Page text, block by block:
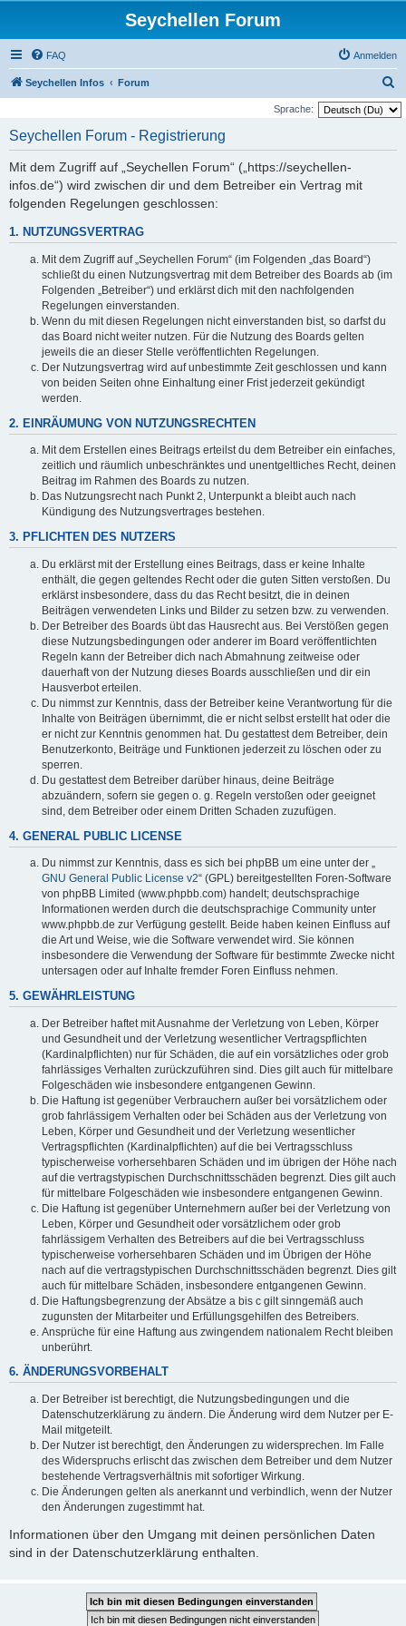
Seychellen Forum
FAQ Anmelden
Seychellen Infos Forum
u
Sprache:
Seychellen Forum - Registrierung
Mit dem Zugriff auf „Seychellen Forum“ („https://seychellen-
infos.de“) wird zwischen dir und dem Betreiber ein Vertrag mit
folgenden Regelungen geschlossen:
1. NUTZUNGSVERTRAG
Mit dem Zugriff auf „Seychellen Forum“ (im Folgenden „das Board“)
schließt du einen Nutzungsvertrag mit dem Betreiber des Boards ab (im
Folgenden „Betreiber“) und erklärst dich mit den nachfolgenden
Regelungen einverstanden.
Wenn du mit diesen Regelungen nicht einverstanden bist, so darfst du
das Board nicht weiter nutzen. Für die Nutzung des Boards gelten
jeweils die an dieser Stelle veröffentlichten Regelungen.
Der Nutzungsvertrag wird auf unbestimmte Zeit geschlossen und kann
von beiden Seiten ohne Einhaltung einer Frist jederzeit gekündigt
werden.
2. EINRÄUMUNG VON NUTZUNGSRECHTEN
Mit dem Erstellen eines Beitrags erteilst du dem Betreiber ein einfaches,
zeitlich und räumlich unbeschränktes und unentgeltliches Recht, deinen
Beitrag im Rahmen des Boards zu nutzen.
Das Nutzungsrecht nach Punkt 2, Unterpunkt a bleibt auch nach
Kündigung des Nutzungsvertrages bestehen.
3. PFLICHTEN DES NUTZERS
Du erklärst mit der Erstellung eines Beitrags, dass er keine Inhalte
enthält, die gegen geltendes Recht oder die guten Sitten verstoßen. Du
erklärst insbesondere, dass du das Recht besitzt, die in deinen
Beiträgen verwendeten Links und Bilder zu setzen bzw. zu verwenden.
Der Betreiber des Boards übt das Hausrecht aus. Bei Verstößen gegen
diese Nutzungsbedingungen oder anderer im Board veröffentlichten
Regeln kann der Betreiber dich nach Abmahnung zeitweise oder
dauerhaft von der Nutzung dieses Boards ausschließen und dir ein
Hausverbot erteilen.
Du nimmst zur Kenntnis, dass der Betreiber keine Verantwortung für die
Inhalte von Beiträgen übernimmt, die er nicht selbst erstellt hat oder die
er nicht zur Kenntnis genommen hat. Du gestattest dem Betreiber, dein
Benutzerkonto, Beiträge und Funktionen jederzeit zu löschen oder zu
sperren.
Du gestattest dem Betreiber darüber hinaus, deine Beiträge
abzuändern, sofern sie gegen o. g. Regeln verstoßen oder geeignet
sind, dem Betreiber oder einem Dritten Schaden zuzufügen.
4. GENERAL PUBLIC LICENSE
Du nimmst zur Kenntnis, dass es sich bei phpBB um eine unter der „
GNU General Public License v2“ (GPL) bereitgestellten Foren-Software
von phpBB Limited (www.phpbb.com) handelt; deutschsprachige
Informationen werden durch die deutschsprachige Community unter
www.phpbb.de zur Verfügung gestellt. Beide haben keinen Einfluss auf
die Art und Weise, wie die Software verwendet wird. Sie können
insbesondere die Verwendung der Software für bestimmte Zwecke nicht
untersagen oder auf Inhalte fremder Foren Einfluss nehmen.
5. GEWÄHRLEISTUNG
Der Betreiber haftet mit Ausnahme der Verletzung von Leben, Körper
und Gesundheit und der Verletzung wesentlicher Vertragspflichten
(Kardinalpflichten) nur für Schäden, die auf ein vorsätzliches oder grob
fahrlässiges Verhalten zurückzuführen sind. Dies gilt auch für mittelbare
Folgeschäden wie insbesondere entgangenen Gewinn.
Die Haftung ist gegenüber Verbrauchern außer bei vorsätzlichem oder
grob fahrlässigem Verhalten oder bei Schäden aus der Verletzung von
Leben, Körper und Gesundheit und der Verletzung wesentlicher
Vertragspflichten (Kardinalpflichten) auf die bei Vertragsschluss
typischerweise vorhersehbaren Schäden und im übrigen der Höhe nach
auf die vertragstypischen Durchschnittsschäden begrenzt. Dies gilt auch
für mittelbare Folgeschäden wie insbesondere entgangenen Gewinn.
Die Haftung ist gegenüber Unternehmern außer bei der Verletzung von
Leben, Körper und Gesundheit oder vorsätzlichem oder grob
fahrlässigem Verhalten des Betreibers auf die bei Vertragsschluss
typischerweise vorhersehbaren Schäden und im Übrigen der Höhe
nach auf die vertragstypischen Durchschnittsschäden begrenzt. Dies gilt
auch für mittelbare Schäden, insbesondere entgangenen Gewinn.
Die Haftungsbegrenzung der Absätze a bis c gilt sinngemäß auch
zugunsten der Mitarbeiter und Erfüllungsgehilfen des Betreibers.
Ansprüche für eine Haftung aus zwingendem nationalem Recht bleiben
unberührt.
6. ÄNDERUNGSVORBEHALT
Der Betreiber ist berechtigt, die Nutzungsbedingungen und die
Datenschutzerklärung zu ändern. Die Änderung wird dem Nutzer per E-
Mail mitgeteilt.
Der Nutzer ist berechtigt, den Änderungen zu widersprechen. Im Falle
des Widerspruchs erlischt das zwischen dem Betreiber und dem Nutzer
bestehende Vertragsverhältnis mit sofortiger Wirkung.
Die Änderungen gelten als anerkannt und verbindlich, wenn der Nutzer
den Änderungen zugestimmt hat.
Informationen über den Umgang mit deinen persönlichen Daten
sind in der Datenschutzerklärung enthalten.